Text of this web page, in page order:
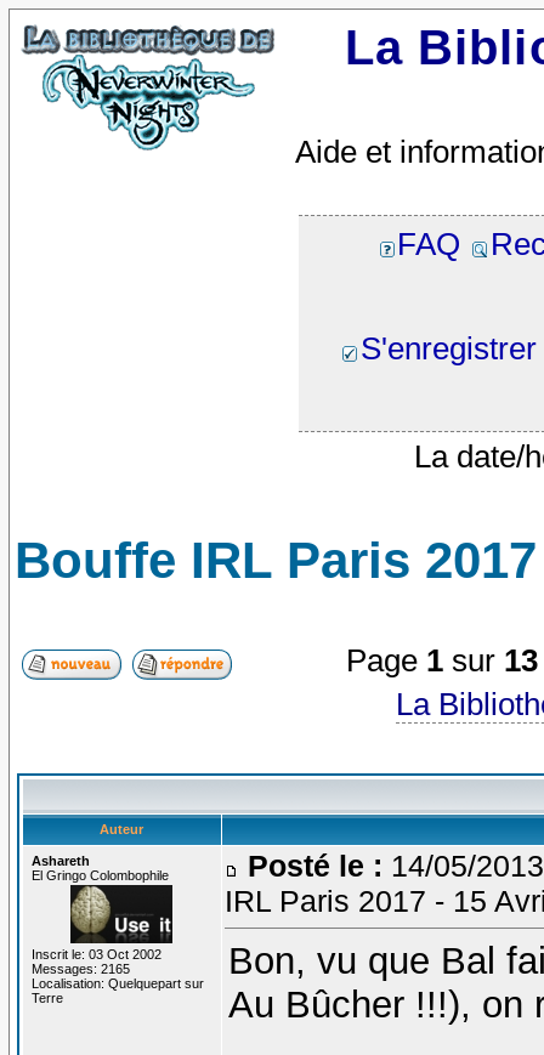
La
Aide et
FAQ
S'enregistrer
La date/
Bouffe IRL Paris
Page 1 sur 13
La
Auteur
Ashareth
El Gringo Colombophile
Inscrit le: 03 Oct 2002
Messages: 2165
Localisation: Quelquepart sur
Terre
Posté le : 14/05/
IRL Paris 2017 - 15
Bon, vu que Bal
Au Bûcher !!!), on